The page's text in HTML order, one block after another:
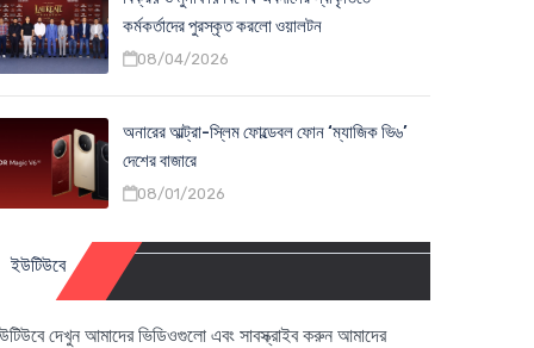
কর্মকর্তাদের পুরস্কৃত করলো ওয়ালটন
08/04/2026
অনারের আল্ট্রা-স্লিম ফোল্ডেবল ফোন ‘ম্যাজিক ভি৬’
দেশের বাজারে
08/01/2026
ইউটিউবে
দেখুন আমাদের ভিডিওগুলো এবং সাবস্ক্রাইব করুন আমাদের